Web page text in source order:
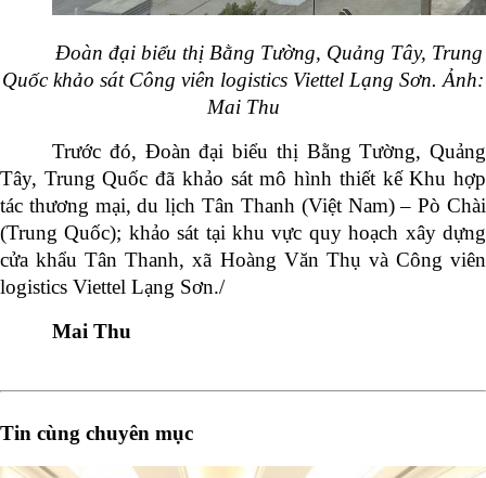
Đoàn đại biểu thị Bằng Tường, Quảng Tây, Trung
Quốc khảo sát Công viên logistics Viettel Lạng Sơn. Ảnh:
Mai Thu
Trước đó, Đoàn đại biểu thị Bằng Tường, Quảng
Tây, Trung Quốc đã khảo sát mô hình thiết kế Khu hợp
tác thương mại, du lịch Tân Thanh (Việt Nam) – Pò Chài
(Trung Quốc); khảo sát tại khu vực quy hoạch xây dựng
cửa khẩu Tân Thanh, xã Hoàng Văn Thụ và Công viên
logistics Viettel Lạng Sơn./
Mai Thu
Tin cùng chuyên mục